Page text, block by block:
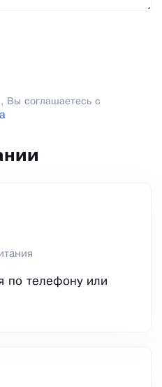
Вы соглашаетесь с
по телефону или